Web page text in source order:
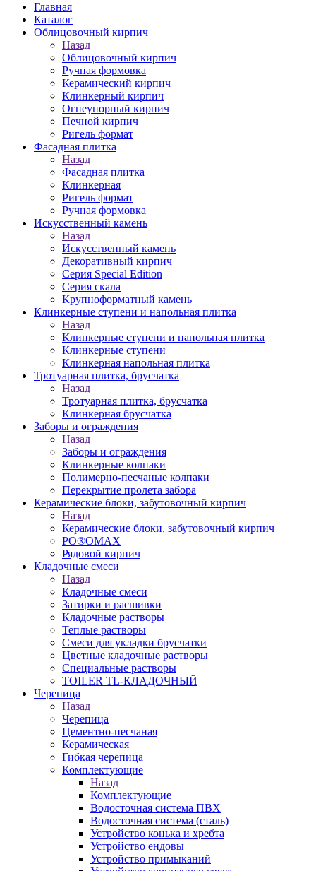
Главная
Каталог
Облицовочный кирпич
Назад
Облицовочный кирпич
Ручная формовка
Керамический кирпич
Клинкерный кирпич
Огнеупорный кирпич
Печной кирпич
Ригель формат
Фасадная плитка
Назад
Фасадная плитка
Клинкерная
Ригель формат
Ручная формовка
Искусственный камень
Назад
Искусственный камень
Декоративный кирпич
Серия Special Edition
Серия скала
Крупноформатный камень
Клинкерные ступени и напольная плитка
Назад
Клинкерные ступени и напольная плитка
Клинкерные ступени
Клинкерная напольная плитка
Тротуарная плитка, брусчатка
Назад
Тротуарная плитка, брусчатка
Клинкерная брусчатка
Заборы и ограждения
Назад
Заборы и ограждения
Клинкерные колпаки
Полимерно-песчаные колпаки
Перекрытие пролета забора
Керамические блоки, забутовочный кирпич
Назад
Керамические блоки, забутовочный кирпич
PO®OMAX
Рядовой кирпич
Кладочные смеси
Назад
Кладочные смеси
Затирки и расшивки
Кладочные растворы
Теплые растворы
Смеси для укладки брусчатки
Цветные кладочные растворы
Специальные растворы
TOILER TL-КЛАДОЧНЫЙ
Черепица
Назад
Черепица
Цементно-песчаная
Керамическая
Гибкая черепица
Комплектующие
Назад
Комплектующие
Водосточная система ПВХ
Водосточная система (сталь)
Устройство конька и хребта
Устройство ендовы
Устройство примыканий